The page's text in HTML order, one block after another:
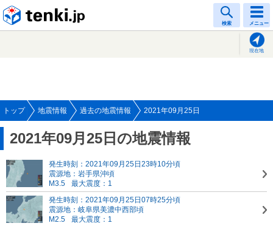
検索 メニュー
現在地
トップ 地震情報 過去の地震情報 2021年09月25日
2021年09月25日の地震情報
発生時刻：2021年09月25日23時10分頃
震源地：岩手県沖頃
M3.5
最大震度：1
発生時刻：2021年09月25日07時25分頃
震源地：岐阜県美濃中西部頃
M2.5
最大震度：1